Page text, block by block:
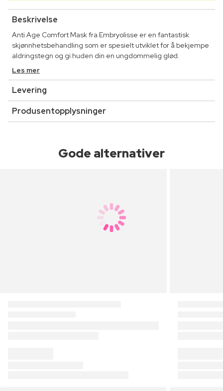
Beskrivelse
Anti Age Comfort Mask fra Embryolisse er en fantastisk
skjønnhetsbehandling som er spesielt utviklet for å bekjempe
aldringstegn og gi huden din en ungdommelig glød.
Les mer
Levering
Produsentopplysninger
Gode alternativer